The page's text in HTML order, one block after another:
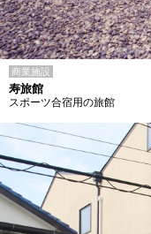
商業施設
寿旅館
スポーツ合宿用の旅館